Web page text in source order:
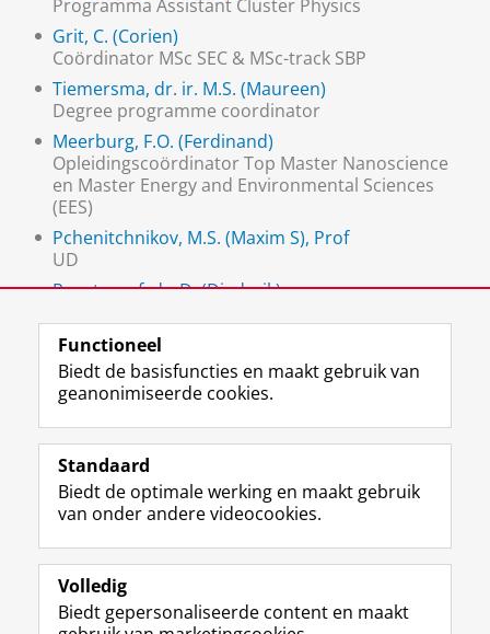
Programma Assistant Cluster Physics
Grit, C. (Corien)
Coördinator MSc SEC & MSc-track SBP
Tiemersma, dr. ir. M.S. (Maureen)
Degree programme coordinator
Meerburg, F.O. (Ferdinand)
Opleidingscoördinator Top Master Nanoscience
en Master Energy and Environmental Sciences
(EES)
Pchenitchnikov, M.S. (Maxim S), Prof
UD
Roest, prof. dr. D. (Diederik)
Volg de RUG
F
a
e
b
o
p
a
L
i
k
e
I
-
p
R
S
-
f
e
R
I
n
t
r
m
Y
o
T
e
k
Studiekiezers
Alumni
Over ons
Functioneel
Biedt de basisfuncties en maakt gebruik van
geanonimiseerde cookies.
Standaard
Biedt de optimale werking en maakt gebruik
van onder andere videocookies.
Volledig
Biedt gepersonaliseerde content en maakt